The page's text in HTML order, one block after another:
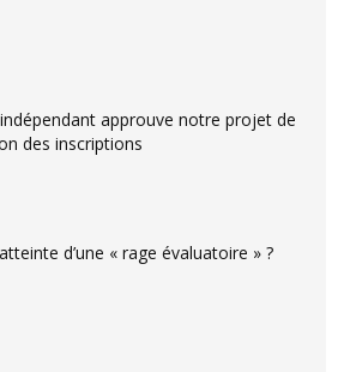
approuve notre projet de
des inscriptions
atteinte d’une « rage évaluatoire » ?